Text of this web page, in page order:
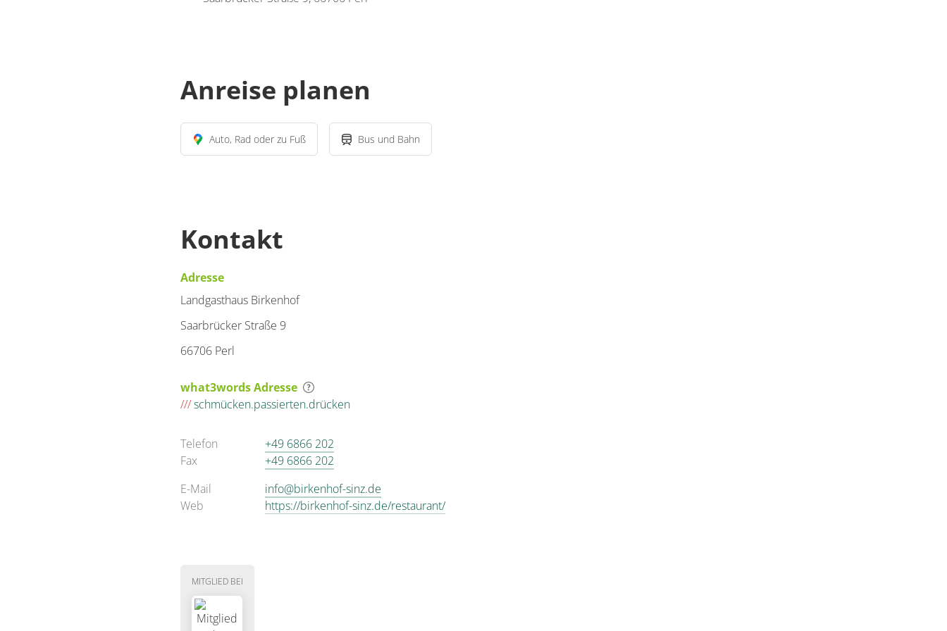
Anreise planen
Auto, Rad oder zu Fuß Bus und Bahn
Kontakt
Adresse
Landgasthaus Birkenhof
Saarbrücker Straße 9
66706 Perl
what3words Adresse
///schmücken.passierten.drücken
Telefon
+49 6866 202
Fax
+49 6866 202
E-Mail
info@birkenhof-sinz.de
Web
https://birkenhof-sinz.de/restaurant/
MITGLIED BEI